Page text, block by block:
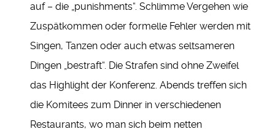
auf – die „punishments“. Schlimme Vergehen wie
Zuspätkommen oder formelle Fehler werden mit
Singen, Tanzen oder auch etwas seltsameren
Dingen „bestraft“. Die Strafen sind ohne Zweifel
das Highlight der Konferenz. Abends treffen sich
die Komitees zum Dinner in verschiedenen
Restaurants, wo man sich beim netten